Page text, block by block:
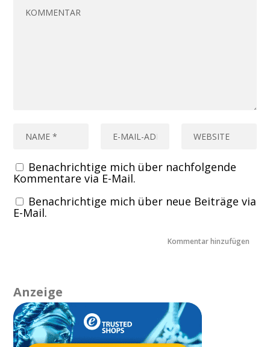
Benachrichtige mich über nachfolgende
Kommentare via E-Mail.
Benachrichtige mich über neue Beiträge via
E-Mail.
Anzeige